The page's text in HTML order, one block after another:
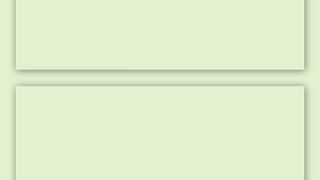
Werkbezoek Schiphol